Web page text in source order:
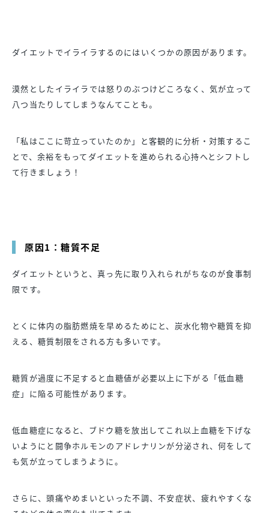
ダイエットでイライラするのにはいくつかの原因があります。
漠然としたイライラでは怒りのぶつけどころなく、気が立って
八つ当たりしてしまうなんてことも。
「私はここに苛立っていたのか」と客観的に分析・対策するこ
とで、余裕をもってダイエットを進められる心持へとシフトし
て行きましょう！
原因1：糖質不足
ダイエットというと、真っ先に取り入れられがちなのが食事制
限です。
とくに体内の脂肪燃焼を早めるためにと、炭水化物や糖質を抑
える、糖質制限をされる方も多いです。
糖質が過度に不足すると血糖値が必要以上に下がる「低血糖
症」に陥る可能性があります。
低血糖症になると、ブドウ糖を放出してこれ以上血糖を下げな
いようにと闘争ホルモンのアドレナリンが分泌され、何をして
も気が立ってしまうように。
さらに、頭痛やめまいといった不調、不安症状、疲れやすくな